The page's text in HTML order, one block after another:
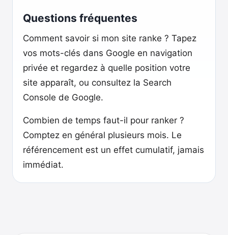
Questions fréquentes
Comment savoir si mon site ranke ? Tapez
vos mots-clés dans Google en navigation
privée et regardez à quelle position votre
site apparaît, ou consultez la Search
Console de Google.
Combien de temps faut-il pour ranker ?
Comptez en général plusieurs mois. Le
référencement est un effet cumulatif, jamais
immédiat.